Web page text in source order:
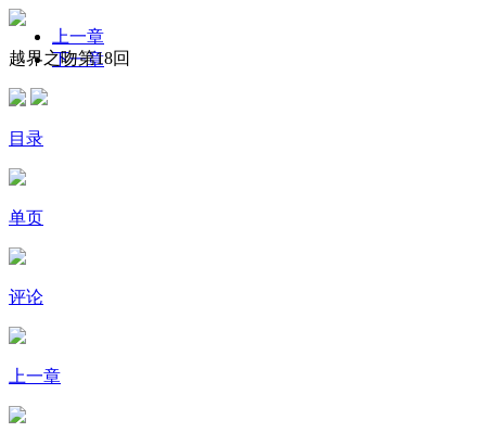
越界之吻第18回
上一章
下一章
目录
单页
评论
上一章